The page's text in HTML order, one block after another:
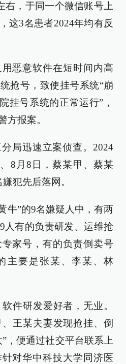
右，于同一个微信账号上
这3名患者2024年均有反
恶意软件在短时间内高
抢号，致使挂号系统“崩
挂号系统的正常运行”，
方报案。
局迅速立案侦查。2024
8月8日，蔡某甲、蔡某
犯先后落网。
牛”的9名嫌疑人中，有两
人有的负责研发、运维抢
家号，有的负责倒卖号
主要是张某、李某、林
件研发爱好者，无业。
王某夫妻发现抢挂、倒
，便通过社交平台联系上
对华中科技大学同济医